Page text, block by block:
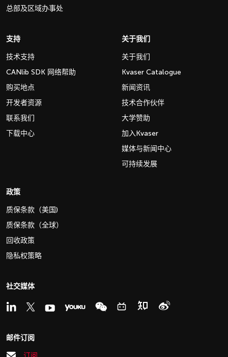
总部及区域办事处
支持
技术支持
CANlib SDK 网络帮助
购买地点
开发者资源
联系我们
下载中心
关于我们
关于我们
Kvaser Catalogue
新闻资讯
技术合作伙伴
大学赞助
加入Kvaser
媒体与新闻中心
可持续发展
政策
质保条款（美国)
质保条款（全球）
回收政策
隐私权策略
社交媒体
邮件订阅